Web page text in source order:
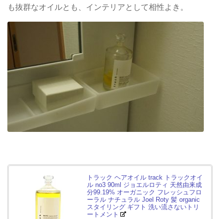
も抜群なオイルとも、インテリアとして相性よき。
トラック ヘアオイル track トラックオイ
ル no3 90ml ジョエルロティ 天然由来成
分99.19% オーガニック フレッシュフロ
ーラル ナチュラル Joel Roty 髪 organic
スタイリング ギフト 洗い流さないトリ
ートメント